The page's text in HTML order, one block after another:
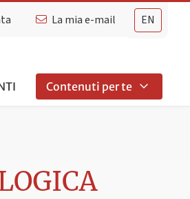
EN
La mia e-mail
Contenuti per te